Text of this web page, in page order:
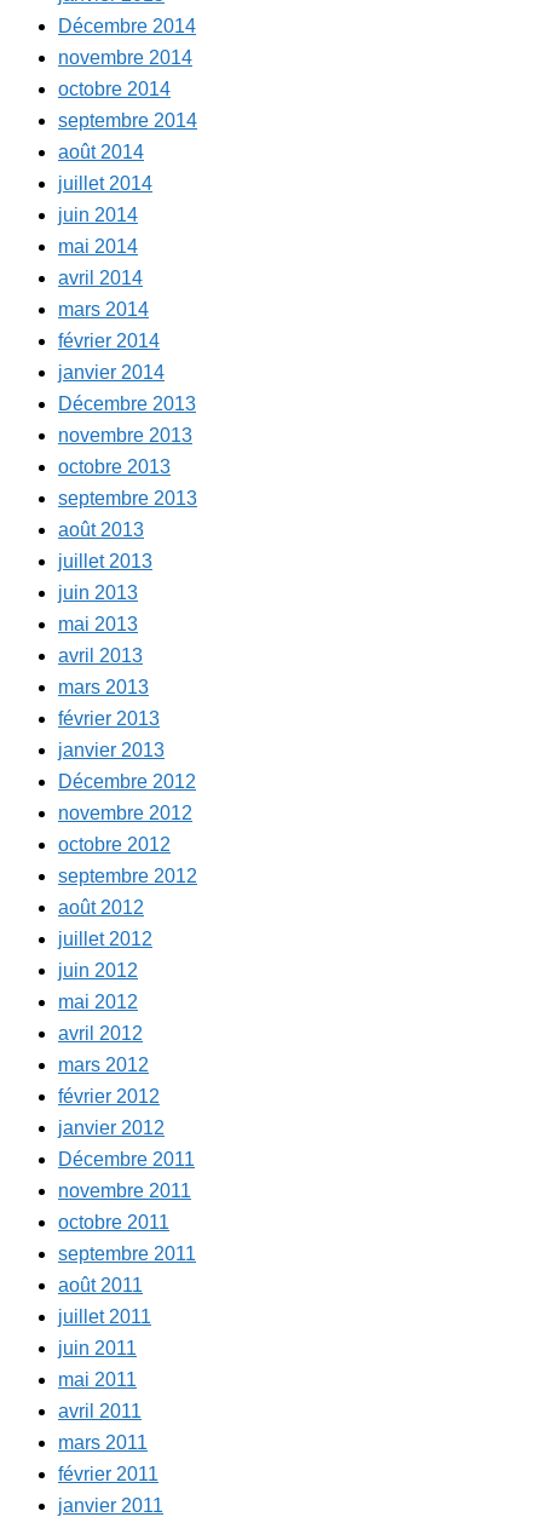
Décembre 2014
novembre 2014
octobre 2014
septembre 2014
août 2014
juillet 2014
juin 2014
mai 2014
avril 2014
mars 2014
février 2014
janvier 2014
Décembre 2013
novembre 2013
octobre 2013
septembre 2013
août 2013
juillet 2013
juin 2013
mai 2013
avril 2013
mars 2013
février 2013
janvier 2013
Décembre 2012
novembre 2012
octobre 2012
septembre 2012
août 2012
juillet 2012
juin 2012
mai 2012
avril 2012
mars 2012
février 2012
janvier 2012
Décembre 2011
novembre 2011
octobre 2011
septembre 2011
août 2011
juillet 2011
juin 2011
mai 2011
avril 2011
mars 2011
février 2011
janvier 2011